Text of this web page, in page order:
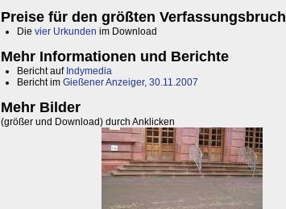
Preise für den größten Verfassungsbruch
Die vier Urkunden im Download
Mehr Informationen und Berichte
Bericht auf Indymedia
Bericht im Gießener Anzeiger, 30.11.2007
Mehr Bilder
(größer und Download) durch Anklicken